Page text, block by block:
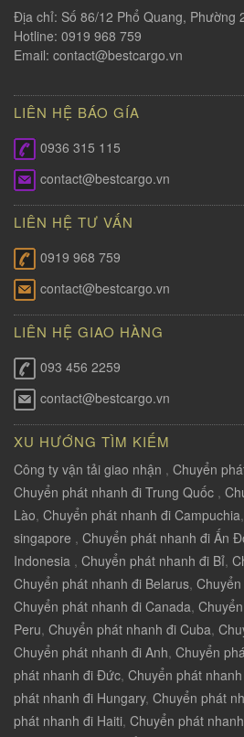
Địa chỉ: Số 86/12 Phổ Quang, Phường
Hotline: 0919 968 759
Email: contact@bestcargo.vn
LIÊN HỆ BÁO GÍA
0936 315 115
contact@bestcargo.vn
LIÊN HỆ TƯ VẤN
0919 968 759
contact@bestcargo.vn
LIÊN HỆ GIAO HÀNG
093 456 2259
contact@bestcargo.vn
XU HƯỚNG TÌM KIẾM
Công ty vận tải giao nhận , Chuyển
Chuyển phát nhanh đi Trung Quốc ,
Lào, Chuyển phát nhanh đi Campuchia,
singapore , Chuyển phát nhanh đi Ấn
Indonesia , Chuyển phát nhanh đi Bỉ,
Chuyển phát nhanh đi Belarus,
Chuyển phát nhanh đi Canada,
Peru, Chuyển phát nhanh đi Cuba,
Chuyển phát nhanh đi Anh, Chuyển
phát nhanh đi Đức, Chuyển phát
phát nhanh đi Hungary, Chuyển phát
phát nhanh đi Haiti, Chuyển phát